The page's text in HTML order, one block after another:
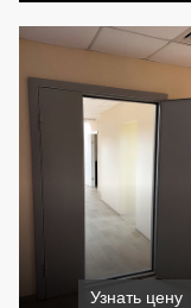
Узнать цену